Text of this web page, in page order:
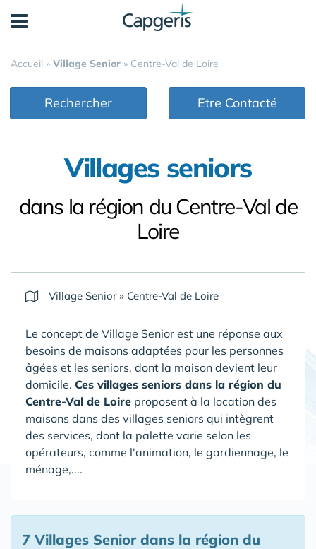
Accueil » Village Senior » Centre-Val de Loire
Rechercher Etre Contacté
Villages seniors
dans la région du Centre-Val de
Loire
Village Senior» Centre-Val de Loire
Le concept de Village Senior est une réponse aux
besoins de maisons adaptées pour les personnes
âgées et les seniors, dont la maison devient leur
domicile. Ces villages seniors dans la région du
Centre-Val de Loire proposent à la location des
maisons dans des villages seniors qui intègrent
des services, dont la palette varie selon les
opérateurs, comme l'animation, le gardiennage, le
ménage,....
7 Villages Seniordans la région du